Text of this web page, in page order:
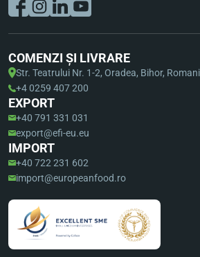
COMENZI ȘI LIVRARE
Str. Teatrului Nr. 1-2, Oradea, Bihor,
+4 0259 407 200
EXPORT
+40 791 331 031
export@efi-eu.eu
IMPORT
+40 722 231 602
import@europeanfood.ro